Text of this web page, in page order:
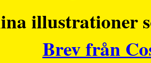
illustrationer
Brev från